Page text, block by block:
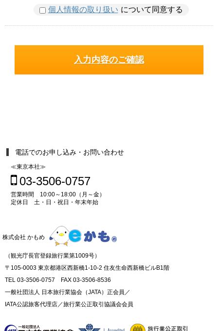
個人情報の取り扱い について同意する
電話でのお申し込み・お問い合わせ
≪東京本社≫
03-3506-0757
営業時間 10:00～18:00（月～金）
定休日 土・日・祝日・年末年始
株式会社 かもめ
（観光庁長官登録旅行業第1009号）
〒105-0003 東京都港区西新橋1-10-2 住友生命西新橋ビルB1階
TEL 03-3506-0757 FAX 03-3506-8536
一般社団法人 日本旅行業協会（JATA）正会員／
IATA公認旅客代理店／旅行業公正取引協議会会員